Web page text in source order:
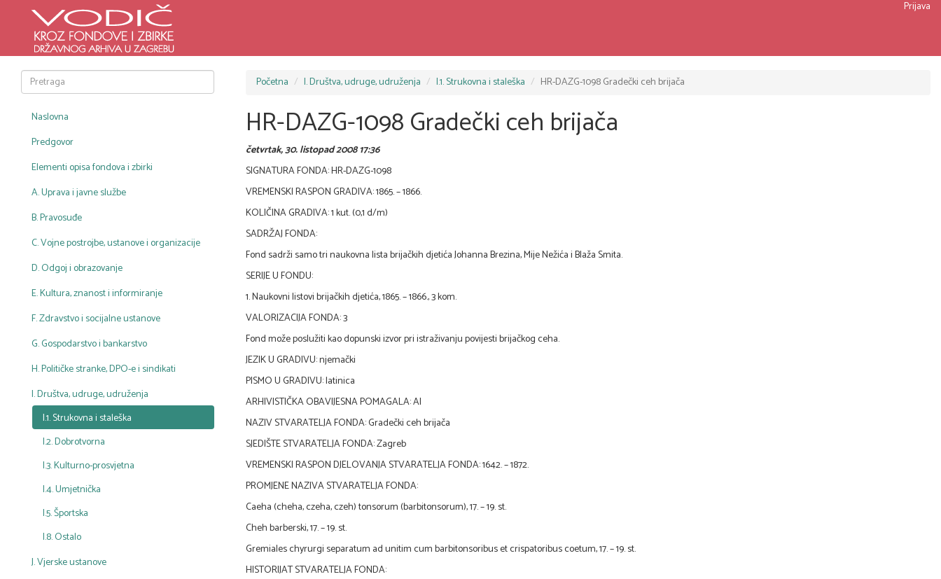
Prijava
Naslovna
Predgovor
Elementi opisa fondova i zbirki
A. Uprava i javne službe
B. Pravosuđe
C. Vojne postrojbe, ustanove i organizacije
D. Odgoj i obrazovanje
E. Kultura, znanost i informiranje
F. Zdravstvo i socijalne ustanove
G. Gospodarstvo i bankarstvo
H. Političke stranke, DPO-e i sindikati
I. Društva, udruge, udruženja
I.1. Strukovna i staleška
I.2. Dobrotvorna
I.3. Kulturno-prosvjetna
I.4. Umjetnička
I.5. Športska
I.8. Ostalo
J. Vjerske ustanove
Početna I. Društva, udruge, udruženja I.1. Strukovna i staleška HR-DAZG-1098 Gradečki ceh brijača
HR-DAZG-1098 Gradečki ceh brijača
četvrtak, 30. listopad 2008 17:36
SIGNATURA FONDA: HR-DAZG-1098
VREMENSKI RASPON GRADIVA: 1865. – 1866.
KOLIČINA GRADIVA: 1 kut. (0,1 d/m)
SADRŽAJ FONDA:
Fond sadrži samo tri naukovna lista brijačkih djetića Johanna Brezina, Mije Nežića i Blaža Smita.
SERIJE U FONDU:
1. Naukovni listovi brijačkih djetića, 1865. – 1866., 3 kom.
VALORIZACIJA FONDA: 3
Fond može poslužiti kao dopunski izvor pri istraživanju povijesti brijačkog ceha.
JEZIK U GRADIVU: njemački
PISMO U GRADIVU: latinica
ARHIVISTIČKA OBAVIJESNA POMAGALA: AI
NAZIV STVARATELJA FONDA: Gradečki ceh brijača
SJEDIŠTE STVARATELJA FONDA: Zagreb
VREMENSKI RASPON DJELOVANJA STVARATELJA FONDA: 1642. – 1872.
PROMJENE NAZIVA STVARATELJA FONDA:
Caeha (cheha, czeha, czeh) tonsorum (barbitonsorum), 17. – 19. st.
Cheh barberski, 17. – 19. st.
Gremiales chyrurgi separatum ad unitim cum barbitonsoribus et crispatoribus coetum, 17. – 19. st.
HISTORIJAT STVARATELJA FONDA: